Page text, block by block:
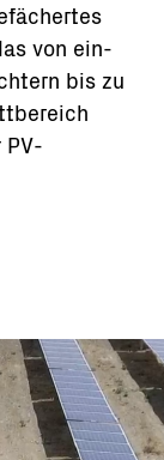
von ein-
bis zu